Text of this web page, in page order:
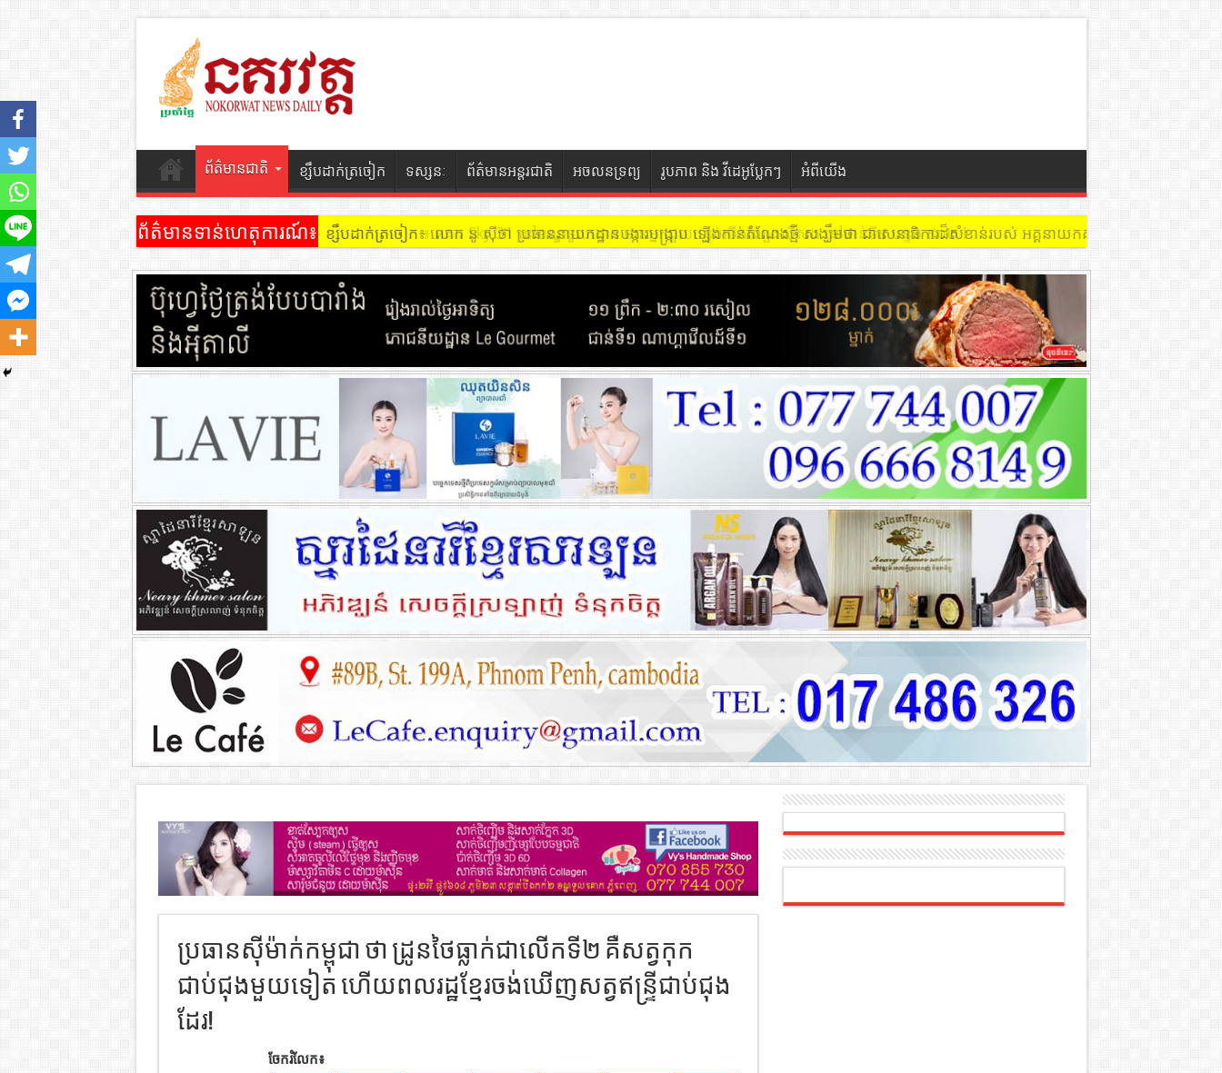
ព័ត៌មានជាតិ ខ្សឹបដាក់ត្រចៀក ទស្សនៈ ព័ត៌មានអន្តរជាតិ អចលនទ្រព្យ រូបភាព និង វីដេអូប្លែកៗ អំពីយើង
ព័ត៌មានទាន់ហេតុការណ៍៖ ខ្សឹបដាក់ត្រចៀក ៖ អគារ Sky 31 នៅខណ្ឌទួលគោក មានអ្នកជួលបន្ទប់បើកល្បែងសុីសង នៅជាន់ទី៩ បន្ទប់ ៩០២ !
ប្រធានស៊ីម៉ាក់កម្ពុជា ថា ដ្រូនថៃធ្លាក់ជាលើកទី២ គឺសត្វកុក
ជាប់ជុងមួយទៀត ហើយពលរដ្ឋខ្មែរចង់ឃេីញសត្វឥន្ទ្រីជាប់ជុង
ដែរ!
ចែករំលែក៖